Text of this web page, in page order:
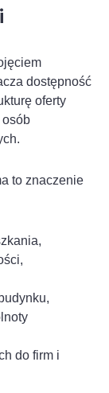
dostępność
oferty
osób
to znaczenie
do firm i